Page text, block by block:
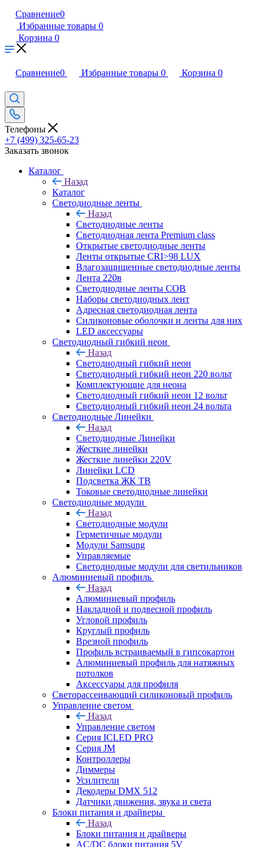
Сравнение0
Избранные товары 0
Корзина 0
Сравнение0 Избранные товары 0 Корзина 0
Телефоны
+7 (499) 325-65-23
Заказать звонок
Каталог
Назад
Каталог
Светодиодные ленты
Назад
Светодиодные ленты
Светодиодная лента Premium class
Открытые светодиодные ленты
Ленты открытые CRI>98 LUX
Влагозащищенные светодиодные ленты
Лента 220в
Светодиодные ленты COB
Наборы светодиодных лент
Адресная светодиодная лента
Силиконовые оболочки и ленты для них
LED аксессуары
Светодиодный гибкий неон
Назад
Светодиодный гибкий неон
Светодиодный гибкий неон 220 вольт
Комплектующие для неона
Светодиодный гибкий неон 12 вольт
Светодиодный гибкий неон 24 вольта
Светодиодные Линейки
Назад
Светодиодные Линейки
Жесткие линейки
Жесткие линейки 220V
Линейки LCD
Подсветка ЖК ТВ
Токовые светодиодные линейки
Светодиодные модули
Назад
Светодиодные модули
Герметичные модули
Модули Samsung
Управляемые
Светодиодные модули для светильников
Алюминиевый профиль
Назад
Алюминиевый профиль
Накладной и подвесной профиль
Угловой профиль
Круглый профиль
Врезной профиль
Профиль встраиваемый в гипсокартон
Алюминиевый профиль для натяжных
потолков
Аксессуары для профиля
Светорассеивающий силиконовый профиль
Управление светом
Назад
Управление светом
Серия ICLED PRO
Серия JM
Контроллеры
Диммеры
Усилители
Декодеры DMX 512
Датчики движения, звука и света
Блоки питания и драйверы
Назад
Блоки питания и драйверы
AC/DC блоки питания 5V